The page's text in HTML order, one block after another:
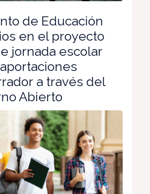
de Educación
en el proyecto
jornada escolar
a través del
Abierto